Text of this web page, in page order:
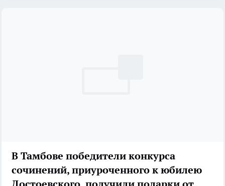
В Тамбове победители конкурса
сочинений, приуроченного к юбилею